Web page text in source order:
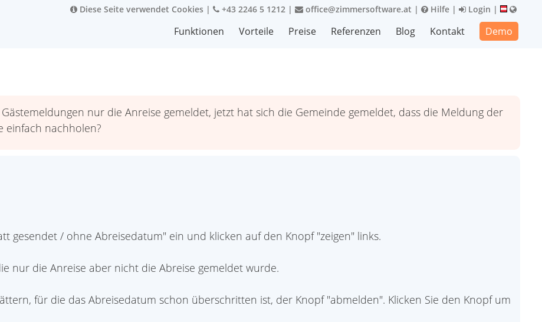
Diese Seite verwendet Cookies | +43 2246 5 1212 | office@zimmersoftware.at | Hilfe | Login |
Funktionen Vorteile Preise Referenzen Blog Kontakt Demo
nur die Anreise gemeldet, jetzt hat sich die Gemeinde gemeldet, dass die Meldung der
einfach nachholen?
gesendet / ohne Abreisedatum" ein und klicken auf den Knopf "zeigen" links.
nur die Anreise aber nicht die Abreise gemeldet wurde.
für die das Abreisedatum schon überschritten ist, der Knopf "abmelden". Klicken Sie den Knopf um